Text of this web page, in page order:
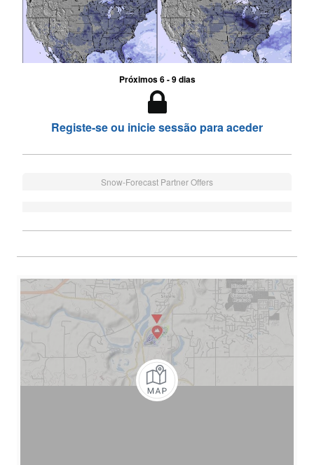
Próximos 6 - 9 dias
Registe-se ou inicie sessão para aceder
Snow-Forecast Partner Offers